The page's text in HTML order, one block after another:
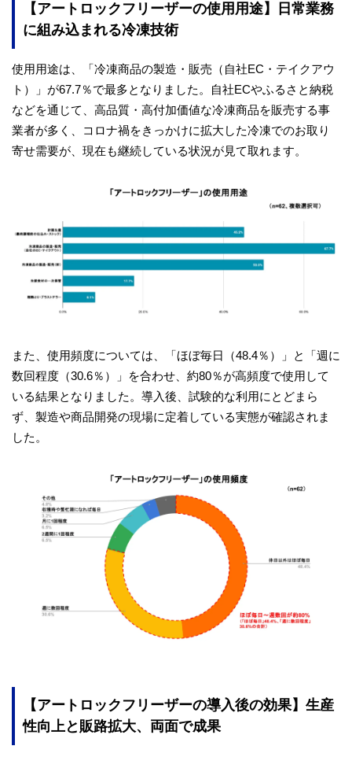
【アートロックフリーザーの使用用途】日常業務
に組み込まれる冷凍技術
使用用途は、「冷凍商品の製造・販売（自社EC・テイクアウ
ト）」が67.7％で最多となりました。自社ECやふるさと納税
などを通じて、高品質・高付加価値な冷凍商品を販売する事
業者が多く、コロナ禍をきっかけに拡大した冷凍でのお取り
寄せ需要が、現在も継続している状況が見て取れます。
また、使用頻度については、「ほぼ毎日（48.4％）」と「週に
数回程度（30.6％）」を合わせ、約80％が高頻度で使用して
いる結果となりました。導入後、試験的な利用にとどまら
ず、製造や商品開発の現場に定着している実態が確認されま
した。
【アートロックフリーザーの導入後の効果】生産
性向上と販路拡大、両面で成果